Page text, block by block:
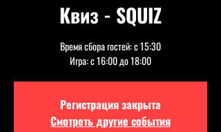
Квиз - SQUIZ
Время сбора гостей: с 15:30
Игра: с 16:00 до 18:00
Регистрация закрыта
Смотреть другие события